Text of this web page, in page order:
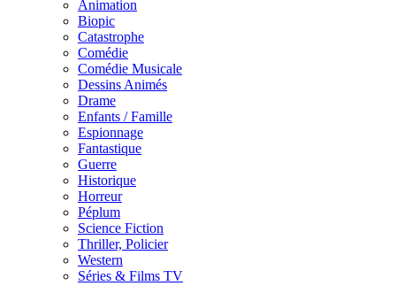
Animation
Biopic
Catastrophe
Comédie
Comédie Musicale
Dessins Animés
Drame
Enfants / Famille
Espionnage
Fantastique
Guerre
Historique
Horreur
Péplum
Science Fiction
Thriller, Policier
Western
Séries & Films TV